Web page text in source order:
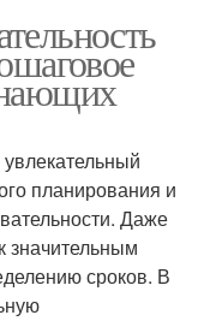
планирования и
Даже
значительным
сроков. В